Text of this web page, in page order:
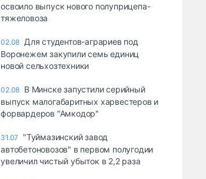
освоило выпуск нового полуприцепа-
тяжеловоза
02.08 Для студентов-аграриев под
Воронежем закупили семь единиц
новой сельхозтехники
02.08 В Минске запустили серийный
выпуск малогабаритных харвестеров и
форвардеров "Амкодор"
31.07
"Туймазинский завод
автобетоновозов" в первом полугодии
увеличил чистый убыток в 2,2 раза